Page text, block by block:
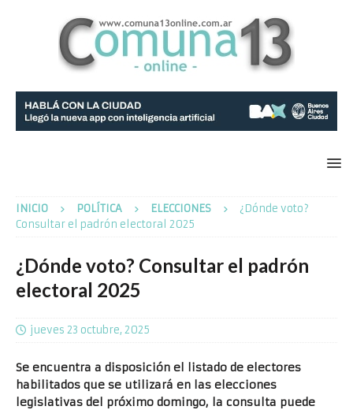
INICIO POLÍTICA ELECCIONES
¿Dónde voto?
Consultar el padrón electoral 2025
¿Dónde voto? Consultar el padrón
electoral 2025
jueves 23 octubre, 2025
Se encuentra a disposición el listado de electores
habilitados que se utilizará en las elecciones
legislativas del próximo domingo, la consulta puede